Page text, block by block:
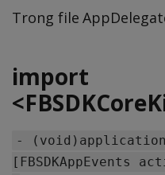
Trong file
import
-
[FBSDKAppEvents